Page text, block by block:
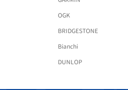
OGK
BRIDGESTONE
Bianchi
DUNLOP